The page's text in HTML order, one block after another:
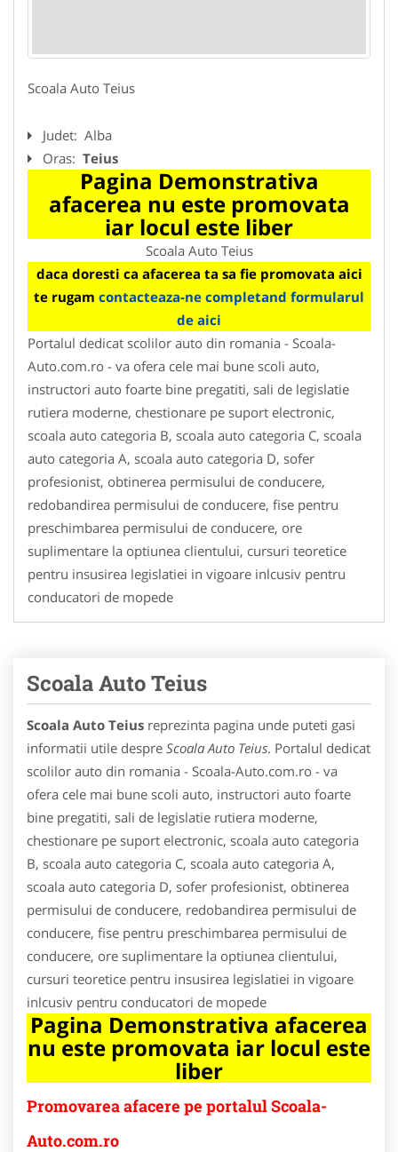
Scoala Auto Teius
Judet: Alba
Oras: Teius
Pagina Demonstrativa
afacerea nu este promovata
iar locul este liber
Scoala Auto Teius
daca doresti ca afacerea ta sa fie promovata aici
te rugam contacteaza-ne completand formularul
de aici
Portalul dedicat scolilor auto din romania - Scoala-
Auto.com.ro - va ofera cele mai bune scoli auto,
instructori auto foarte bine pregatiti, sali de legislatie
rutiera moderne, chestionare pe suport electronic,
scoala auto categoria B, scoala auto categoria C, scoala
auto categoria A, scoala auto categoria D, sofer
profesionist, obtinerea permisului de conducere,
redobandirea permisului de conducere, fise pentru
preschimbarea permisului de conducere, ore
suplimentare la optiunea clientului, cursuri teoretice
pentru insusirea legislatiei in vigoare inlcusiv pentru
conducatori de mopede
Scoala Auto Teius
Scoala Auto Teius reprezinta pagina unde puteti gasi
informatii utile despre Scoala Auto Teius. Portalul dedicat
scolilor auto din romania - Scoala-Auto.com.ro - va
ofera cele mai bune scoli auto, instructori auto foarte
bine pregatiti, sali de legislatie rutiera moderne,
chestionare pe suport electronic, scoala auto categoria
B, scoala auto categoria C, scoala auto categoria A,
scoala auto categoria D, sofer profesionist, obtinerea
permisului de conducere, redobandirea permisului de
conducere, fise pentru preschimbarea permisului de
conducere, ore suplimentare la optiunea clientului,
cursuri teoretice pentru insusirea legislatiei in vigoare
inlcusiv pentru conducatori de mopede
Pagina Demonstrativa afacerea
nu este promovata iar locul este
liber
Promovarea afacere pe portalul Scoala-
Auto.com.ro